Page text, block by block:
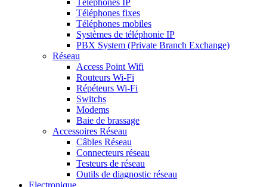
Téléphones fixes
Téléphones mobiles
Systèmes de téléphonie IP
PBX System (Private Branch Exchange)
Réseau
Access Point Wifi
Routeurs Wi-Fi
Répéteurs Wi-Fi
Switchs
Modems
Baie de brassage
Accessoires Réseau
Câbles Réseau
Connecteurs réseau
Testeurs de réseau
Outils de diagnostic réseau
Electronique